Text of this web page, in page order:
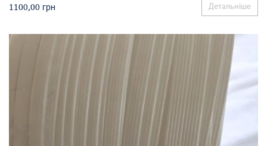
1100,00 грн Детальніше